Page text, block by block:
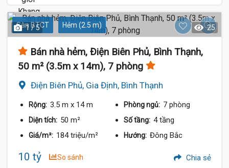
Sàn BTCT Hẻm (2.5 m)
1 / 5 25
Bán nhà hẻm, Điện Biên Phủ, Bình Thạnh,
50 m² (3.5m x 14m), 7 phòng
Điện Biên Phủ, Gia Định, Bình Thạnh
Rộng: 3.5 m x 14 m Phòng ngủ: 7 phòng
Diện tích: 50 m² Số tầng: 4 tầng
Giá/m²: 184 triệu/m² Hướng: Đông Bắc
10 tỷ So sánh Chia sẻ